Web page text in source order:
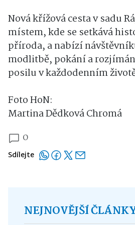
Nová křížová cesta v sadu
místem, kde se setkává
příroda, a nabízí
modlitbě, pokání a
posilu v každodenním
Foto HoN:
Martina Dědková Chromá
0
Sdílejte
NEJNOVĚJŠÍ